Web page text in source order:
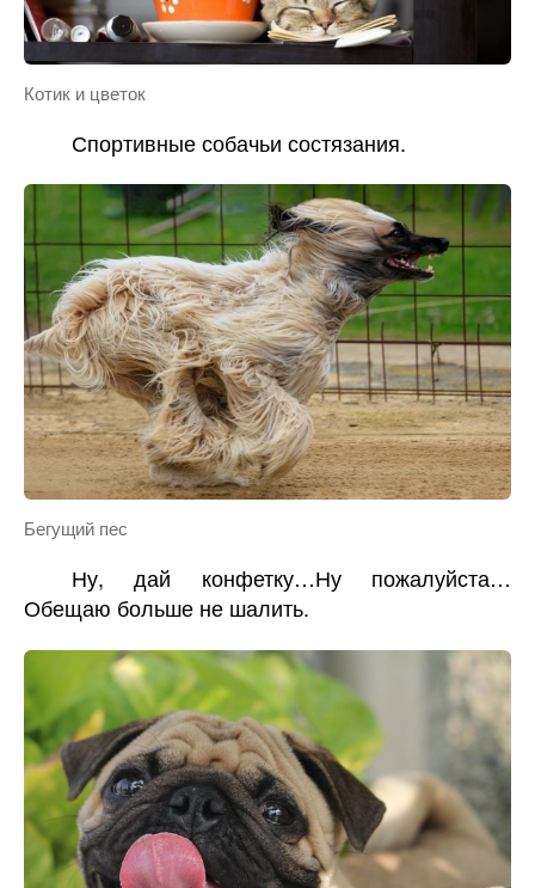
Котик и цветок
Спортивные собачьи состязания.
Бегущий пес
Ну, дай конфетку…Ну пожалуйста…
Обещаю больше не шалить.